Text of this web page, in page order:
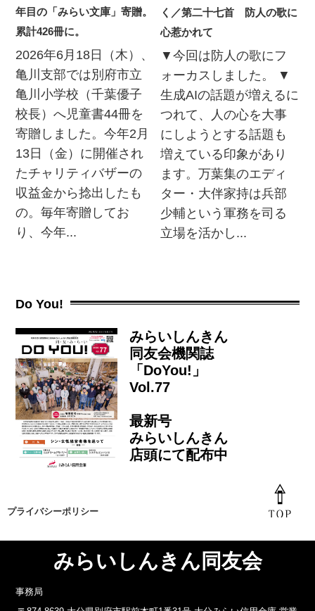
年目の「みらい文庫」寄贈。
累計426冊に。
2026年6月18日（木）、
亀川支部では別府市立
亀川小学校（千葉優子
校長）へ児童書44冊を
寄贈しました。今年2月
13日（金）に開催され
たチャリティバザーの
収益金から捻出したも
の。毎年寄贈してお
り、今年...
く／第二十七首 防人の歌に
心惹かれて
▼今回は防人の歌にフ
ォーカスしました。 ▼
生成AIの話題が増えるに
つれて、人の心を大事
にしようとする話題も
増えている印象があり
ます。万葉集のエディ
ター・大伴家持は兵部
少輔という軍務を司る
立場を活かし...
Do You!
みらいしんきん
同友会機関誌
「DoYou!」
Vol.77
最新号
みらいしんきん
店頭にて配布中
プライバシーポリシー
みらいしんきん同友会
事務局